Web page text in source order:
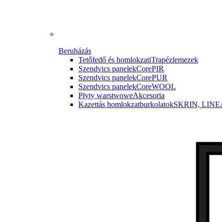
Beruházás
Tetőfedő és homlokzatiTrapézlemezek
Szendvics panelekCorePIR
Szendvics panelekCorePUR
Szendvics panelekCoreWOOL
Płyty warstwoweAkcesoria
Kazettás homlokzatburkolatokSKRIN,